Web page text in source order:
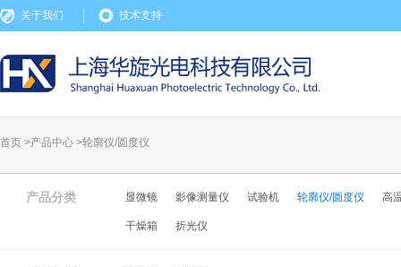
关于我们 技术支持
首页 >产品中心 >轮廓仪/圆度仪
产品分类 显微镜 影像测量仪 试验机 轮廓仪/圆度仪 高
干燥箱 折光仪